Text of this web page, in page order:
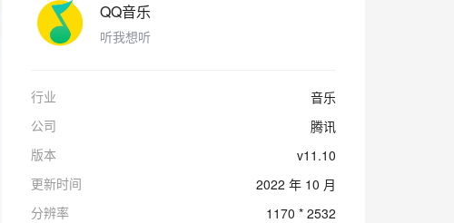
QQ音乐
听我想听
行业
音乐
公司
腾讯
版本
v11.10
更新时间
2022 年 10 月
分辨率
1170 * 2532